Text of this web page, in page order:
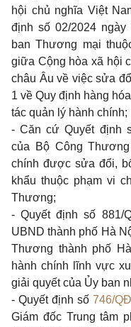
hội chủ nghĩa Việt
định số 02/2024
ban Thương mại
giữa Cộng hòa xã hội
châu Âu về việc sửa
1 về Quy định hàng
tác quản lý hành chính;
- Căn cứ Quyết định
của Bộ Công
chính được sửa đổi,
khẩu thuộc phạm vi
Thương;
- Quyết định số 881/
UBND thành phố Hà
Thương thành phố
hành chính lĩnh vực
giải quyết của Ủy ban
- Quyết định số 746/
Giám đốc Trung tâm